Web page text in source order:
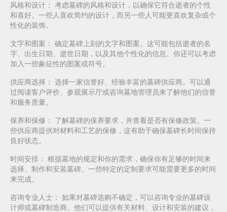
风格和设计：
考虑墓碑的风格和设计，以确保它符合逝者的个性
和喜好。一些人喜欢简约的设计，而另一些人可能更喜欢复杂或个
性化的装饰。
文字和图案：
确定墓碑上刻的文字和图案。这可能包括逝者的名
字、出生日期、逝世日期，以及其他个性化的信息。你还可以考虑
加入一些象征性的图案或符号。
供应商选择：
选择一家信誉好、经验丰富的墓碑供应商。可以通
过阅读客户评价、参观展示厅或咨询墓地管理员来了解他们的信誉
和服务质量。
保养和保修：
了解墓碑的保养要求，并查看是否有保修政策。一
些供应商提供对材料和工艺的保修，这有助于确保墓碑长时间保持
良好状态。
时间安排：
根据墓地的规定和你的需求，确保你有足够的时间来
选择、制作和安装墓碑。一些特定的定制要求可能需要更多的时间
来完成。
咨询专业人士：
如果对墓碑选购不确定，可以咨询专业的墓碑设
计师或墓碑制造商。他们可以提供有关材料、设计和安装的建议，